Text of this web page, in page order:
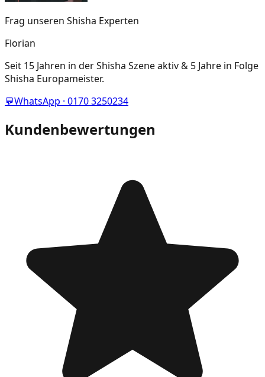
Frag unseren Shisha Experten
Florian
Seit 15 Jahren in der Shisha Szene aktiv & 5 Jahre in Folge
Shisha Europameister.
💬WhatsApp · 0170 3250234
Kundenbewertungen